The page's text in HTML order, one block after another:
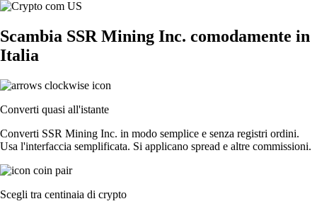
Scambia SSR Mining Inc. comodamente in
Italia
Converti quasi all'istante
Converti SSR Mining Inc. in modo semplice e senza registri ordini.
Usa l'interfaccia semplificata. Si applicano spread e altre commissioni.
Scegli tra centinaia di crypto